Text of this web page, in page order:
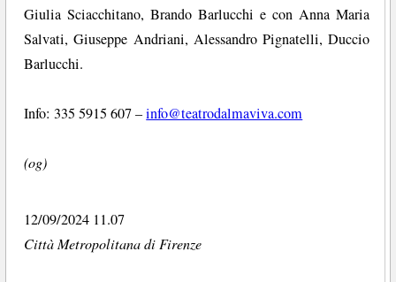
Giulia Sciacchitano, Brando Barlucchi e con Anna Maria
Salvati, Giuseppe Andriani, Alessandro Pignatelli, Duccio
Barlucchi.
Info: 335 5915 607 –info@teatrodalmaviva.com
(og)
12/09/2024 11.07
Città Metropolitana di Firenze